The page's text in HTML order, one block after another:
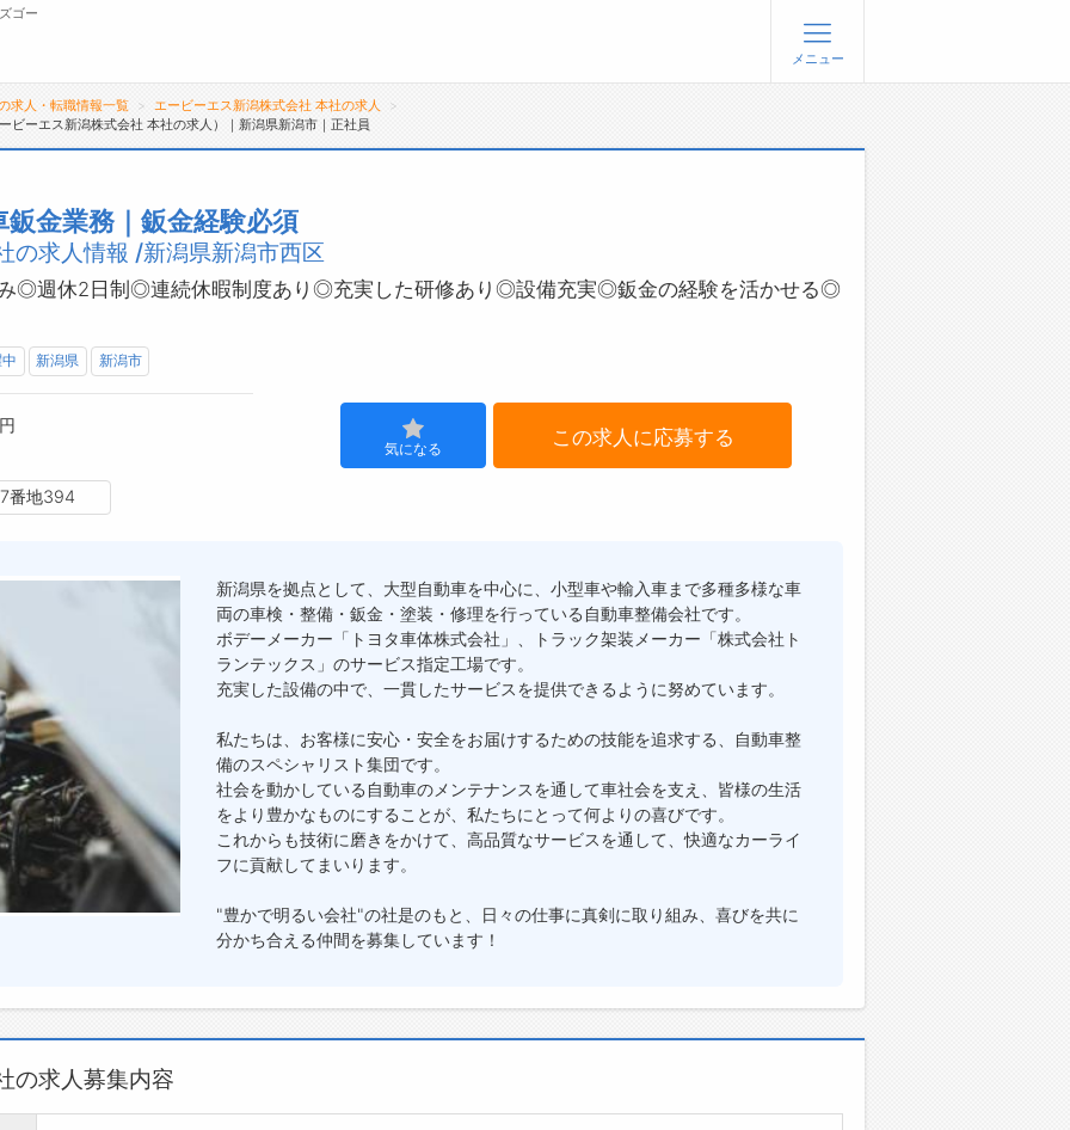
転職ノウハウ(応募書類の書き方・面接対策な
転職・採用コラム
お問い合わせ
ゴー
メニュー
求人・転職情報一覧
エービーエス新潟株式会社 本社の求人
ビーエス新潟株式会社 本社の求人）｜新潟県新潟市｜正社員
金業務｜鈑金経験必須
の求人情報 /新潟県新潟市西区
◎週休2日制◎連続休暇制度あり◎充実した研修あり◎設備充実◎鈑金の経験を活かせる◎
新潟県 新潟市
番地394
気になる この求人に応募する
新潟県を拠点として、大型自動車を中心に、小型車や輸入車まで多種多様な車
両の車検・整備・鈑金・塗装・修理を行っている自動車整備会社です。
ボデーメーカー「トヨタ車体株式会社」、トラック架装メーカー「株式会社ト
ランテックス」のサービス指定工場です。
充実した設備の中で、一貫したサービスを提供できるように努めています。
私たちは、お客様に安心・安全をお届けするための技能を追求する、自動車整
備のスペシャリスト集団です。
社会を動かしている自動車のメンテナンスを通して車社会を支え、皆様の生活
をより豊かなものにすることが、私たちにとって何よりの喜びです。
これからも技術に磨きをかけて、高品質なサービスを通して、快適なカーライ
フに貢献してまいります。
"豊かで明るい会社"の社是のもと、日々の仕事に真剣に取り組み、喜びを共に
分かち合える仲間を募集しています！
の求人募集内容